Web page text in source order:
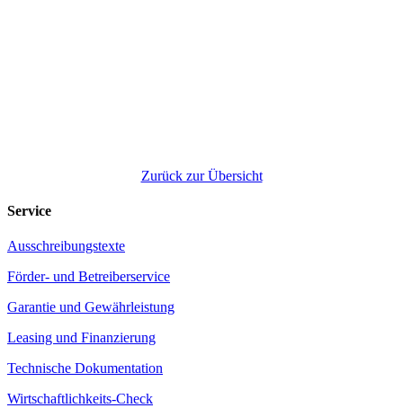
Zurück zur Übersicht
Service
Ausschreibungstexte
Förder- und Betreiberservice
Garantie und Gewährleistung
Leasing und Finanzierung
Technische Dokumentation
Wirtschaftlichkeits-Check